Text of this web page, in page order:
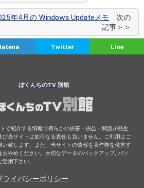
年4月の Windows Updateメモ 次の
記事＞＞
Twitter Line
ぼくんちのTV 別館
で紹介する情報で何らかの損害・損益・問題が発生
び当サイトは如何なる責任も負いません。ご利用はご
い致します。また、当サイトの情報を著作権を侵害す
おやめください。大切なデータのバックアップ, パソ
用下さい。
ライバシーポリシー